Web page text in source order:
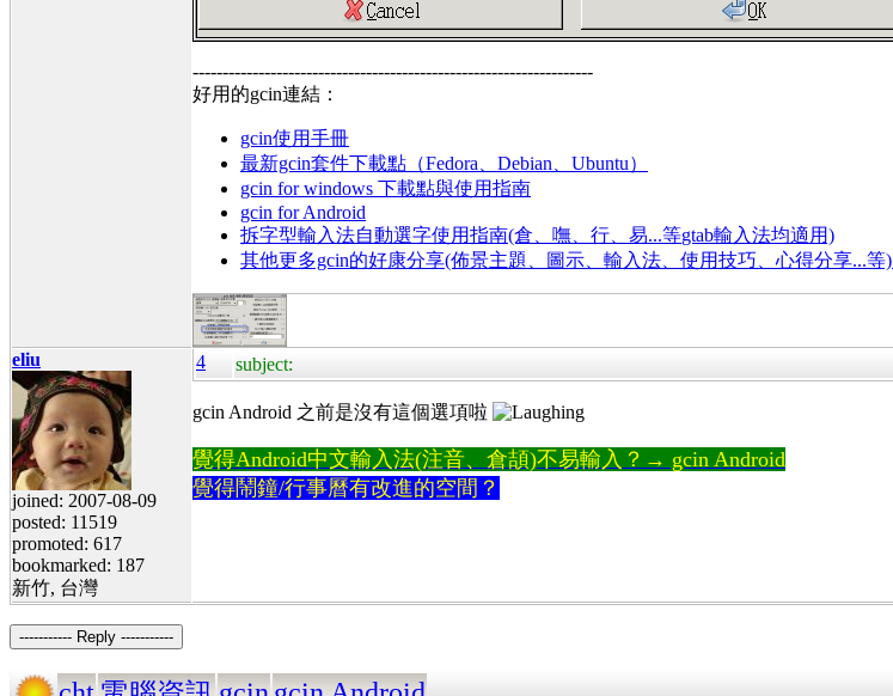
-------------------------------------------------------------------
好用的gcin連結：
gcin使用手冊
最新gcin套件下載點（Fedora、Debian、Ubuntu）
gcin for windows 下載點與使用指南
gcin for Android
拆字型輸入法自動選字使用指南(倉、嘸、行、易...等gtab輸入法均適用)
其他更多gcin的好康分享(佈景主題、圖示、輸入法、使用技巧、心得分享...等)
eliu
joined: 2007-08-09
posted: 11519
promoted: 617
bookmarked: 187
新竹, 台灣
4 subject:
gcin Android 之前是沒有這個選項啦
覺得Android中文輸入法(注音、倉頡)不易輸入？→ gcin Android
覺得鬧鐘/行事曆有改進的空間？
----------- Reply -----------